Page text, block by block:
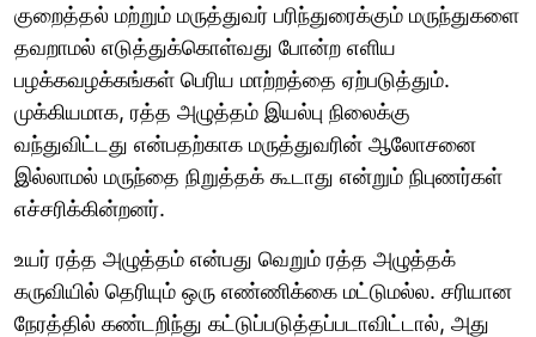
குறைத்தல் மற்றும் மருத்துவர் பரிந்துரைக்கும் மருந்துகளை
தவறாமல் எடுத்துக்கொள்வது போன்ற எளிய
பழக்கவழக்கங்கள் பெரிய மாற்றத்தை ஏற்படுத்தும்.
முக்கியமாக, ரத்த அழுத்தம் இயல்பு நிலைக்கு
வந்துவிட்டது என்பதற்காக மருத்துவரின் ஆலோசனை
இல்லாமல் மருந்தை நிறுத்தக் கூடாது என்றும் நிபுணர்கள்
எச்சரிக்கின்றனர்.
உயர் ரத்த அழுத்தம் என்பது வெறும் ரத்த அழுத்தக்
கருவியில் தெரியும் ஒரு எண்ணிக்கை மட்டுமல்ல. சரியான
நேரத்தில் கண்டறிந்து கட்டுப்படுத்தப்படாவிட்டால், அது